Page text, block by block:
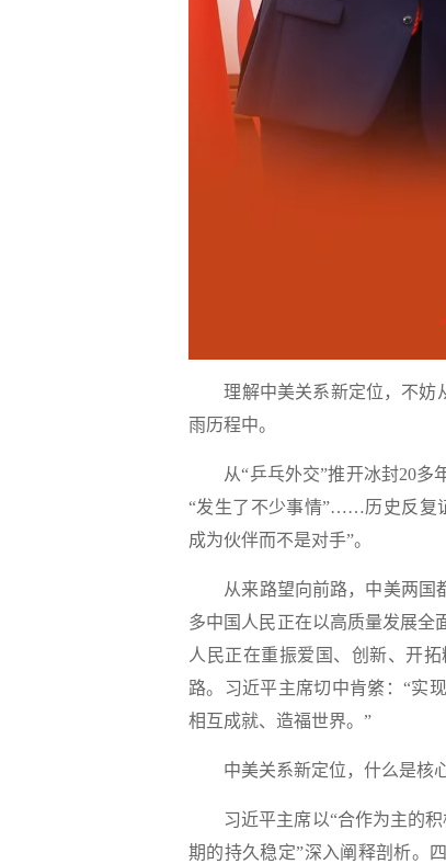
理解中美关系新定位，不妨从
雨历程中。
从“乒乓外交”推开冰封20多年
“发生了不少事情”……历史反复
成为伙伴而不是对手”。
从来路望向前路，中美两国都
多中国人民正在以高质量发展全
人民正在重振爱国、创新、开
路。习近平主席切中肯綮：“实
相互成就、造福世界。”
中美关系新定位，什么是核心
习近平主席以“合作为主的积
期的持久稳定”深入阐释剖析。